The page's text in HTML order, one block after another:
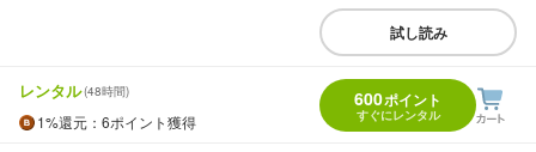
試し読み
レンタル(48時間)
1%還元 ：6ポイント獲得
600ポイント
すぐにレンタル